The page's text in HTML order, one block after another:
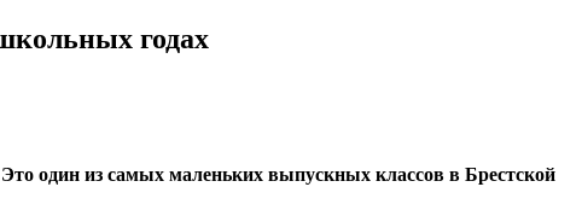
годах
один из самых маленьких выпускных классов в Брестской